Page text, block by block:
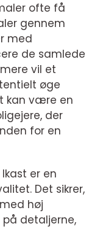
ofte få
gennem
med
de samlede
vil et
øge
kan være en
der
for en
er en
Det sikrer,
høj
detaljerne,